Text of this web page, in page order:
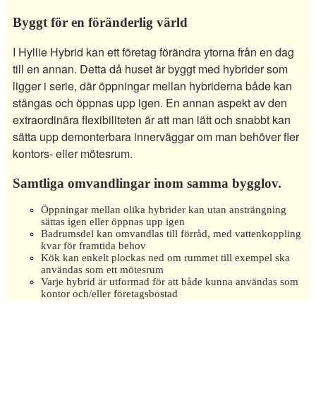
Byggt för en föränderlig värld
I Hyllie Hybrid kan ett företag förändra ytorna från en dag
till en annan. Detta då huset är byggt med hybrider som
ligger i serie, där öppningar mellan hybriderna både kan
stängas och öppnas upp igen. En annan aspekt av den
extraordinära flexibiliteten är att man lätt och snabbt kan
sätta upp demonterbara innerväggar om man behöver fler
kontors- eller mötesrum.
Samtliga omvandlingar inom samma bygglov.
Öppningar mellan olika hybrider kan utan ansträngning
sättas igen eller öppnas upp igen
Badrumsdel kan omvandlas till förråd, med vattenkoppling
kvar för framtida behov
Kök kan enkelt plockas ned om rummet till exempel ska
användas som ett mötesrum
Varje hybrid är utformad för att både kunna användas som
kontor och/eller företagsbostad